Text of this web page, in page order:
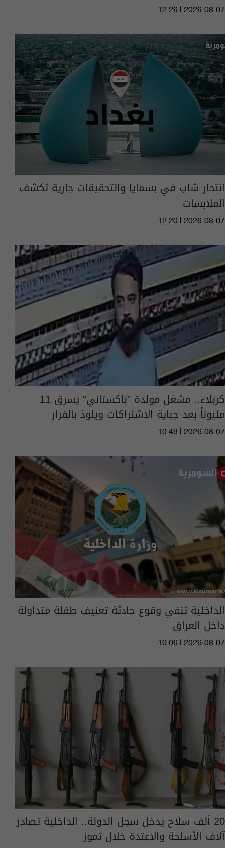
12:26 | 2026-08-07
انتحار شاب في بسمايا والتحقيقات جارية لكشف
الملابسات
12:20 | 2026-08-07
كربلاء.. مشغل مولدة "باكستاني" يسرق 11
مليوناً بعد جباية الاشتراكات ويلوذ بالفرار
10:49 | 2026-08-07
الداخلية تنفي وقوع حادثة تعنيف طفلة متداولة
داخل العراق
10:06 | 2026-08-07
20 ألف سلاح يدخل سجل الدولة.. الداخلية تصادر
آلاف الأسلحة والاعتدة خلال تموز